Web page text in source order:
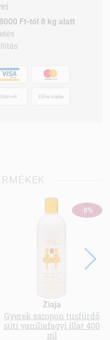
Ft-tól 8 kg alatt
Utánvét Előre utalás
-8%
Ziaja
Gyerek sampon tusfürdő
süti vaníliafagyi illat 400
ml